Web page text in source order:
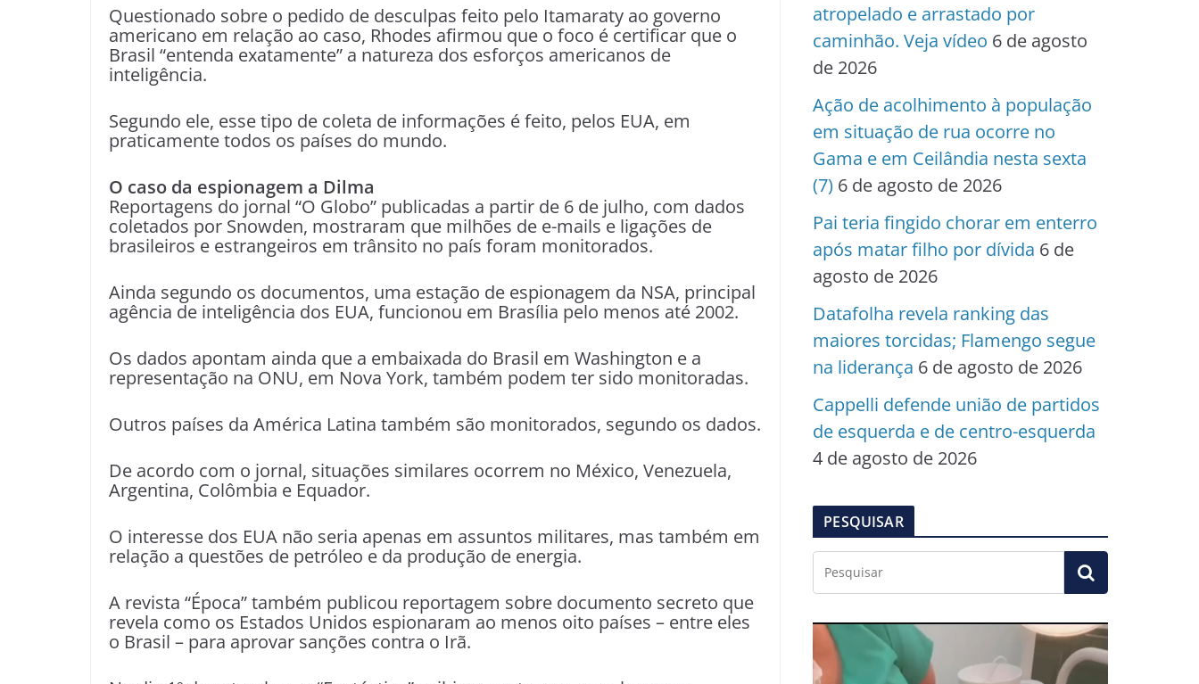
Questionado sobre o pedido de desculpas feito pelo Itamaraty ao governo
americano em relação ao caso, Rhodes afirmou que o foco é certificar que o
Brasil “entenda exatamente” a natureza dos esforços americanos de
inteligência.
Segundo ele, esse tipo de coleta de informações é feito, pelos EUA, em
praticamente todos os países do mundo.
O caso da espionagem a Dilma
Reportagens do jornal “O Globo” publicadas a partir de 6 de julho, com dados
coletados por Snowden, mostraram que milhões de e-mails e ligações de
brasileiros e estrangeiros em trânsito no país foram monitorados.
Ainda segundo os documentos, uma estação de espionagem da NSA, principal
agência de inteligência dos EUA, funcionou em Brasília pelo menos até 2002.
Os dados apontam ainda que a embaixada do Brasil em Washington e a
representação na ONU, em Nova York, também podem ter sido monitoradas.
Outros países da América Latina também são monitorados, segundo os dados.
De acordo com o jornal, situações similares ocorrem no México, Venezuela,
Argentina, Colômbia e Equador.
O interesse dos EUA não seria apenas em assuntos militares, mas também em
relação a questões de petróleo e da produção de energia.
A revista “Época” também publicou reportagem sobre documento secreto que
revela como os Estados Unidos espionaram ao menos oito países – entre eles
o Brasil – para aprovar sanções contra o Irã.
atropelado e arrastado por
caminhão. Veja vídeo 6 de agosto
de 2026
Ação de acolhimento à população
em situação de rua ocorre no
Gama e em Ceilândia nesta sexta
(7) 6 de agosto de 2026
Pai teria fingido chorar em enterro
após matar filho por dívida 6 de
agosto de 2026
Datafolha revela ranking das
maiores torcidas; Flamengo segue
na liderança 6 de agosto de 2026
Cappelli defende união de partidos
de esquerda e de centro-esquerda
4 de agosto de 2026
PESQUISAR